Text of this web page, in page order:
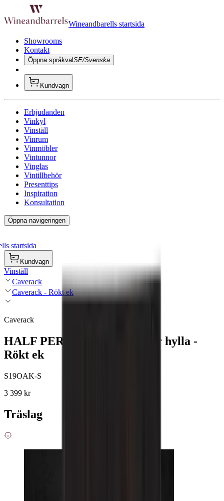
Wineandbarells startsida
Showrooms
Kontakt
Öppna språkvalSE/Svenska
Kundvagn
Erbjudanden
Vinkyl
Vinställ
Vinrum
Vinmöbler
Vintunnor
Vinglas
Vintillbehör
Presenttips
Inspiration
Konsultation
Öppna navigeringen
startsida
Kundvagn
Vinställ
Caverack
Caverack - Rökt ek
Caverack
HALF PERNO - En utdragbar hylla -
Rökt ek
S19OAK-S
3 399 kr
Träslag